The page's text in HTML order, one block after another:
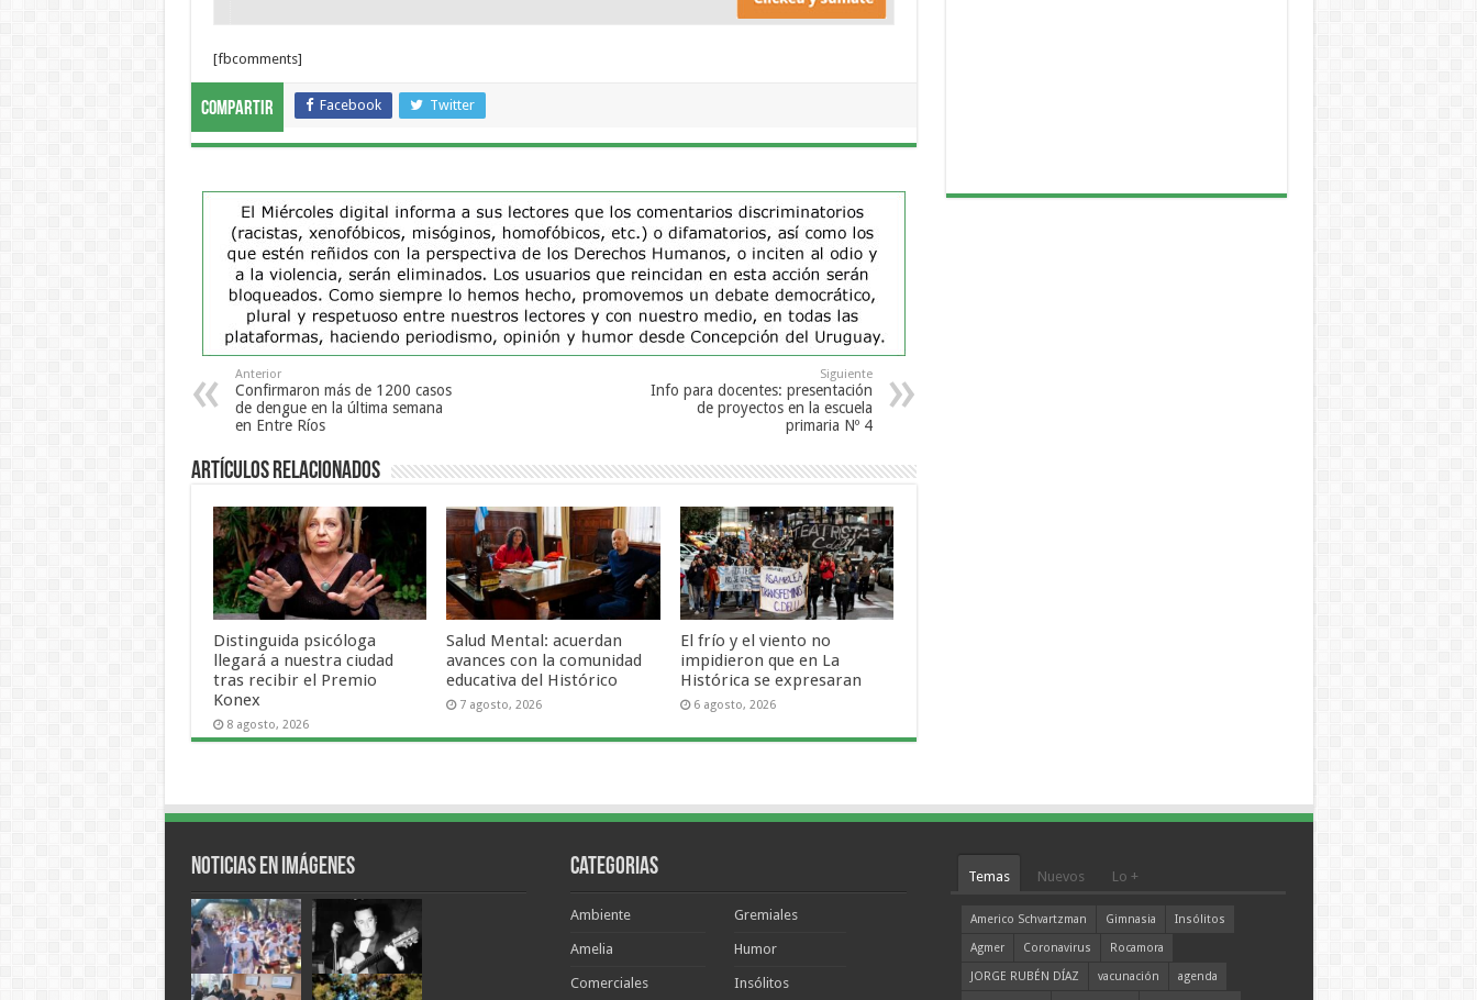
[fbcomments]
Compartir Facebook Twitter
Anterior
Confirmaron más de 1200 casos
de dengue en la última semana
en Entre Ríos
Siguiente
Info para docentes: presentación
de proyectos en la escuela
primaria Nº 4
Artículos Relacionados
Distinguida psicóloga
llegará a nuestra ciudad
tras recibir el Premio
Konex
8 agosto, 2026
Salud Mental: acuerdan
avances con la comunidad
educativa del Histórico
7 agosto, 2026
El frío y el viento no
impidieron que en La
Histórica se expresaran
6 agosto, 2026
Noticias en Imágenes Categorias
Ambiente
Amelia
Comerciales
Gremiales
Humor
Insólitos
Temas Nuevos Lo +
Americo Schvartzman Gimnasia
Insólitos
Agmer
Coronavirus
Rocamora
JORGE RUBÉN DÍAZ
vacunación
agenda